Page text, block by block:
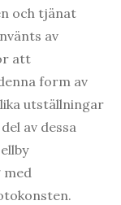
och tjänat
av
att
form av
utställningar
av dessa
med